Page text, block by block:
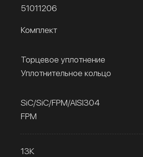
51011206
Комплект
Торцевое уплотнение
Уплотнительное кольцо
SiC/SiC/FPM/AISI304
FPM
13К